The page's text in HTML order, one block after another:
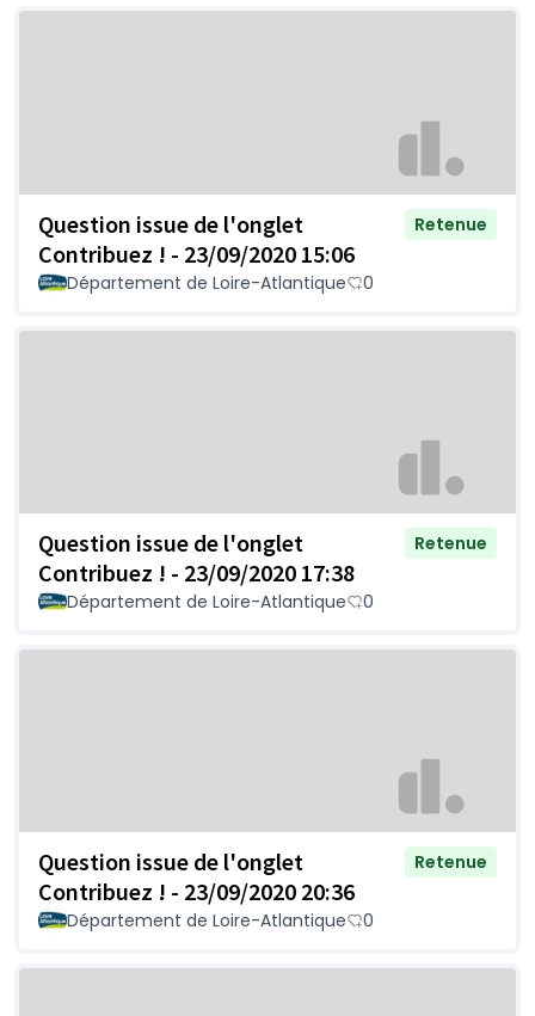
Question issue de l'onglet
Contribuez ! - 23/09/2020 15:06
Retenue
Département de Loire-Atlantique 0
Question issue de l'onglet
Contribuez ! - 23/09/2020 17:38
Retenue
Département de Loire-Atlantique 0
Question issue de l'onglet
Contribuez ! - 23/09/2020 20:36
Retenue
Département de Loire-Atlantique 0